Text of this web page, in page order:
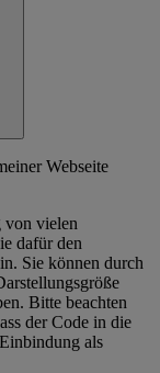
Webseite
von vielen
dafür den
Sie können durch
Bitte beachten
der Code in die
als